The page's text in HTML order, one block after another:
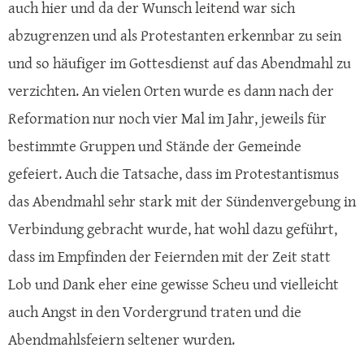
auch hier und da der Wunsch leitend war sich
abzugrenzen und als Protestanten erkennbar zu sein
und so häufiger im Gottesdienst auf das Abendmahl zu
verzichten. An vielen Orten wurde es dann nach der
Reformation nur noch vier Mal im Jahr, jeweils für
bestimmte Gruppen und Stände der Gemeinde
gefeiert. Auch die Tatsache, dass im Protestantismus
das Abendmahl sehr stark mit der Sündenvergebung in
Verbindung gebracht wurde, hat wohl dazu geführt,
dass im Empfinden der Feiernden mit der Zeit statt
Lob und Dank eher eine gewisse Scheu und vielleicht
auch Angst in den Vordergrund traten und die
Abendmahlsfeiern seltener wurden.